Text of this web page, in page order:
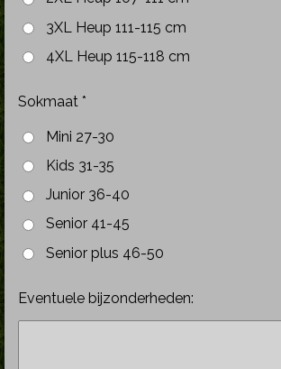
3XL Heup 111-115 cm
4XL Heup 115-118 cm
Sokmaat *
Mini 27-30
Kids 31-35
Junior 36-40
Senior 41-45
Senior plus 46-50
Eventuele bijzonderheden: